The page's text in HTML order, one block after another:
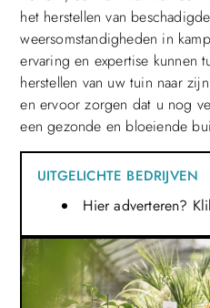
het herstellen van
weersomstandigheden in
ervaring en expertise kunnen
herstellen van uw tuin naar
en ervoor zorgen dat u nog
een gezonde en bloeiende
UITGELICHTE BEDRIJVEN
Hier adverteren?